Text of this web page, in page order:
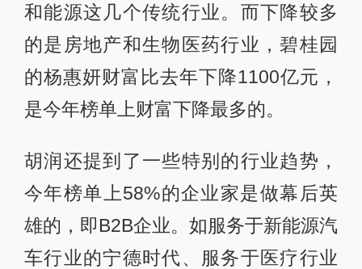
和能源这几个传统行业。而下降较多
的是房地产和生物医药行业，碧桂园
的杨惠妍财富比去年下降1100亿元，
是今年榜单上财富下降最多的。
胡润还提到了一些特别的行业趋势，
今年榜单上58%的企业家是做幕后英
雄的，即B2B企业。如服务于新能源汽
车行业的宁德时代、服务于医疗行业